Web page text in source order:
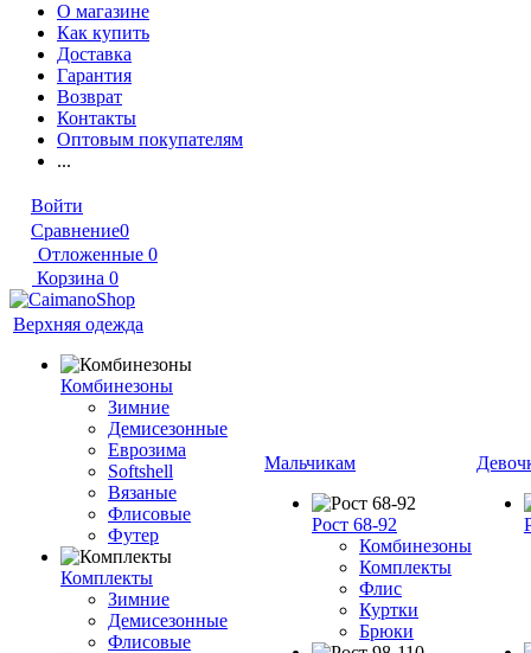
О магазине
Как купить
Доставка
Гарантия
Возврат
Контакты
Оптовым покупателям
...
Войти
Сравнение0
Отложенные 0
Корзина 0
Верхняя одежда
Комбинезоны
Зимние
Демисезонные
Еврозима
Softshell
Вязаные
Флисовые
Футер
Комплекты
Зимние
Демисезонные
Флисовые
Мальчикам
Рост 68-92
Комбинезоны
Комплекты
Флис
Куртки
Брюки